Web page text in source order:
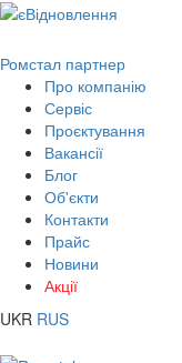
Ромстал партнер
Про компанію
Сервіс
Проєктування
Вакансії
Блог
Об'єкти
Контакти
Прайс
Новини
Акції
UKR RUS